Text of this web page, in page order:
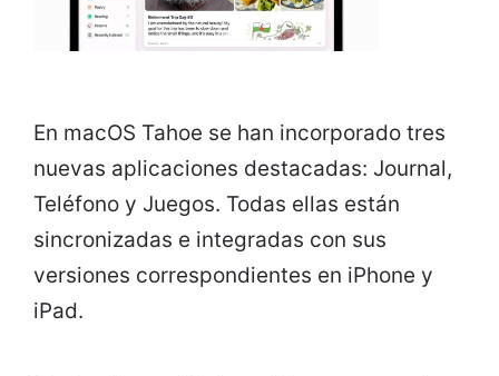
En macOS Tahoe se han incorporado tres
nuevas aplicaciones destacadas: Journal,
Teléfono y Juegos. Todas ellas están
sincronizadas e integradas con sus
versiones correspondientes en iPhone y
iPad.